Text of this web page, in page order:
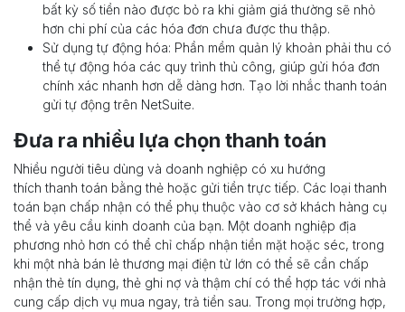
bất kỳ số tiền nào được bỏ ra khi giảm giá thường sẽ nhỏ
hơn chi phí của các hóa đơn chưa được thu thập.
Sử dụng tự động hóa: Phần mềm quản lý khoản phải thu có
thể tự động hóa các quy trình thủ công, giúp gửi hóa đơn
chính xác nhanh hơn dễ dàng hơn. Tạo lời nhắc thanh toán
gửi tự động trên NetSuite.
Đưa ra nhiều lựa chọn thanh toán
Nhiều người tiêu dùng và doanh nghiệp có xu hướng
thích thanh toán bằng thẻ hoặc gửi tiền trực tiếp. Các loại thanh
toán bạn chấp nhận có thể phụ thuộc vào cơ sở khách hàng cụ
thể và yêu cầu kinh doanh của bạn. Một doanh nghiệp địa
phương nhỏ hơn có thể chỉ chấp nhận tiền mặt hoặc séc, trong
khi một nhà bán lẻ thương mại điện tử lớn có thể sẽ cần chấp
nhận thẻ tín dụng, thẻ ghi nợ và thậm chí có thể hợp tác với nhà
cung cấp dịch vụ mua ngay, trả tiền sau. Trong mọi trường hợp,